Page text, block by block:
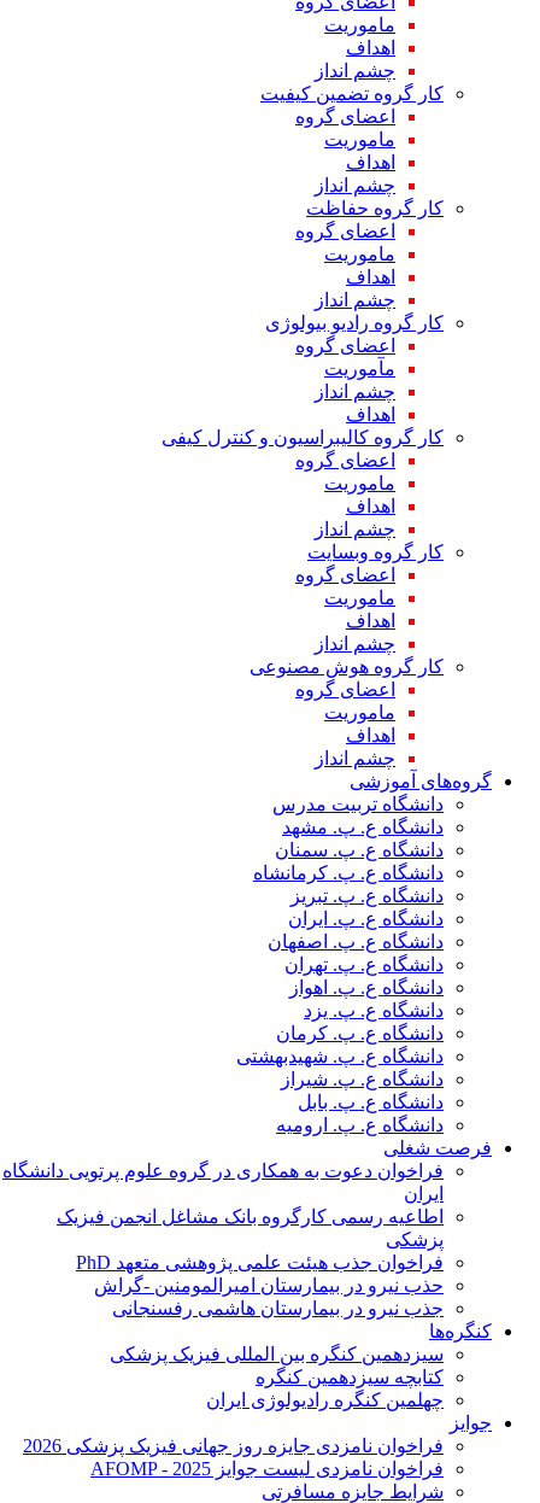
ماموریت
اهداف
چشم انداز
کار گروه تضمین کیفیت
اعضای گروه
ماموریت
اهداف
چشم انداز
کار گروه حفاظت
اعضای گروه
ماموریت
اهداف
چشم انداز
کار گروه رادیو بیولوژی
اعضای گروه
مآموریت
چشم انداز
اهداف
کار گروه کالیبراسیون و کنترل کیفی
اعضای گروه
ماموریت
اهداف
چشم انداز
کار گروه وبسایت
اعضای گروه
ماموریت
اهداف
چشم انداز
کار گروه هوش مصنوعی
اعضای گروه
ماموریت
اهداف
چشم انداز
گروه‌های آموزشی
دانشگاه تربیت مدرس
دانشگاه ع. پ. مشهد
دانشگاه ع. پ. سمنان
دانشگاه ع. پ. کرمانشاه
دانشگاه ع. پ. تبریز
دانشگاه ع. پ. ایران
دانشگاه ع. پ. اصفهان
دانشگاه ع. پ. تهران
دانشگاه ع. پ. اهواز
دانشگاه ع. پ. یزد
دانشگاه ع. پ. کرمان
دانشگاه ع. پ. شهید‌بهشتی
دانشگاه ع. پ. شیراز
دانشگاه ع. پ. بابل
دانشگاه ع. پ. ارومیه
فرصت شغلی
فراخوان دعوت به همکاری در گروه علوم پرتویی دانشگاه
ایران
اطاعیه رسمی کارگروه بانک مشاغل انجمن فیزیک
پزشکی
فراخوان جذب هیئت علمی پژوهشی متعهد PhD
حذب نیرو در بیمارستان امیرالمومنین -گراش
جذب نیرو در بیمارستان هاشمی رفسنجانی
کنگره‌ها
سیزدهمین کنگره بین المللی فیزیک پزشکی
کتابچه سیزدهمین کنگره
چهلمین کنگره رادیولوژی ایران
جوایز
فراخوان نامزدی جایزه روز جهانی فیزیک پزشکی 2026
فراخوان نامزدی لیست جوایز AFOMP - 2025
شرایط جایزه مسافرتی